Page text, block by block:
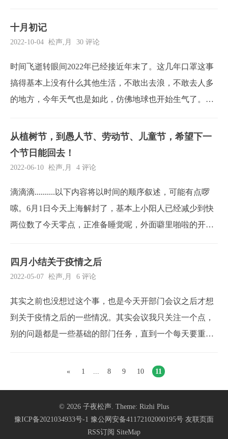
老家过年了，也就是各位老板奋斗的时间只有两个月了。
同事们都在感叹今年好像也没怎么攒到钱，不过好在今年
十月初记
2022-10-04 松声, 月 30 评论
时间飞逝转眼间2022年已经接近年末了。这几年口罩这事
搞得基本上没有什么其他生活，不敢出去浪，不敢去人多
的地方，今年天气也是如此，仿佛地球也开始生气了。这
人们不会去计较一些无关紧要的事情，但是一旦环境变
差，负面的情绪都会展现出来。企业也是如此，以前几亿
几亿的投资改造升级，每天的业务量都是维持在很高的一
从植树节，到愚人节、劳动节、儿童节，希望下一
个节日能回去！
2022-06-10 松声, 月 4 评论
滴滴滴..........以下内容将以时间的顺序叙述，可能有点啰
嗦。6月1日今天上海解封了，基本上小阳人已经减少到快
两位数了今天零点，正准备睡觉呢，外面噼里啪啦的开始
日想起我两月前来，想着怎么5月能不清零吗？于是我抱着
工作学习的理由，收拾好行李，做上动车。一路从河南杀
四月小结关于疫情之后
2022-05-07 松声, 月 6 评论
其实之前也没想过这个事，也是今天开部门会议之后才想
到关于疫情之后的一些情况。其实会议我只关注一个点，
别的问题都是一些基础的部门任务，直到一个每天要重复
高，意义不大。这个工作的内容，正常可能是就是简单的
作，这...
« 1 ... 8 9 10 11
© 2026 子夜松声. Theme: Rizhi Plus
豫ICP备2021034933号-1 豫公网安备41172102000195号 友联页面
RSS订阅 SiteMap